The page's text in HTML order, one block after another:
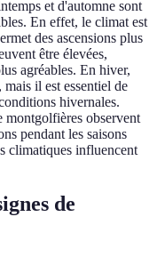
et d'automne sont
En effet, le climat est
des ascensions plus
être élevées,
agréables. En hiver,
il est essentiel de
hivernales.
montgolfières observent
pendant les saisons
climatiques influencent
de